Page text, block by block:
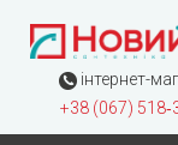
інтернет-
+38 (067)